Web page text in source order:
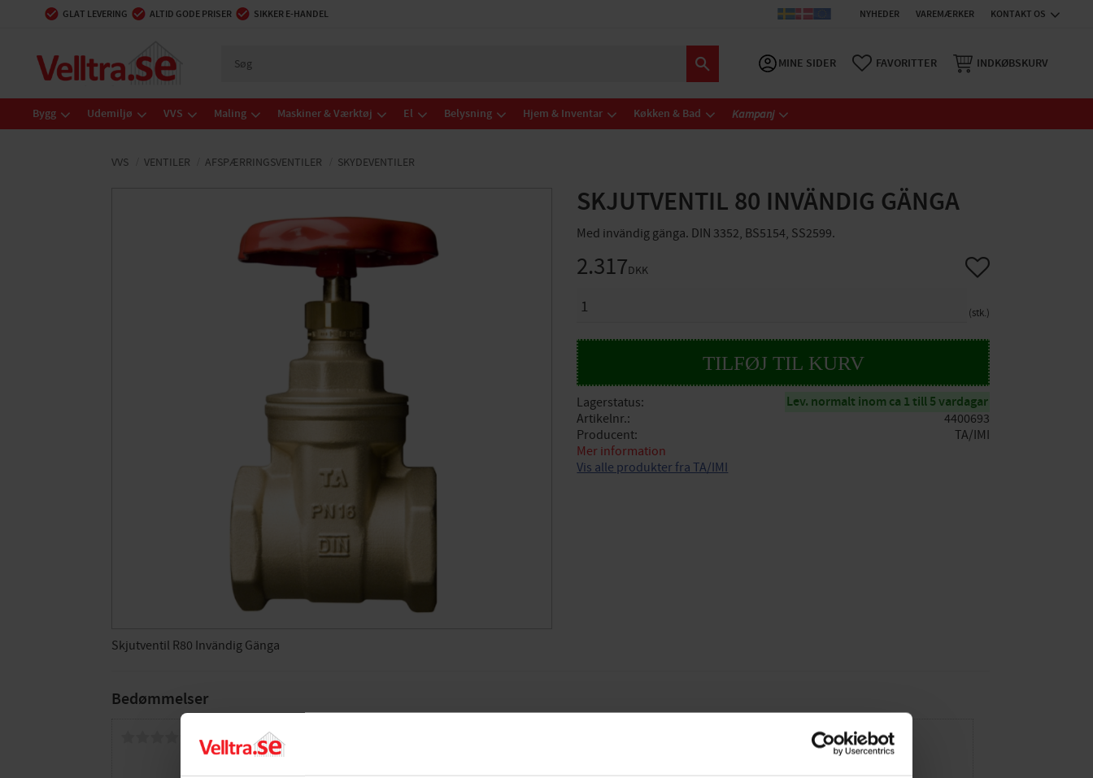
GLAT LEVERING ALTID GODE PRISER SIKKER E-HANDEL NYHEDER VAREMÆRKER KONTAKT OS
MINE SIDER FAVORITTER INDKØBSKURV
Bygg Udemiljø VVS Maling Maskiner & Værktøj El Belysning Hjem & Inventar Køkken & Bad Kampanj
VVS VENTILER AFSPÆRRINGSVENTILER SKYDEVENTILER
SKJUTVENTIL 80 INVÄNDIG GÄNGA
Med invändig gänga. DIN 3352, BS5154, SS2599.
2.317DKK
stk.
Gem som favorit
Lagerstatus Lev. normalt inom ca 1 till 5 vardagar
Artikelnr.
4400693
Producent
TA/IMI
Mer information
Vis alle produkter fra TA/IMI
Skjutventil R80 Invändig Gänga
Bedømmelser
Dig